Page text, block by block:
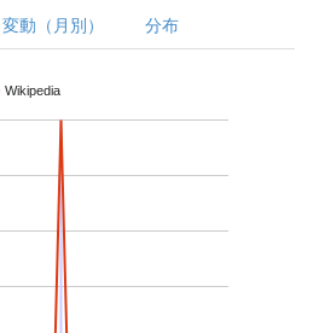
変動（月別） 分布
Wikipedia